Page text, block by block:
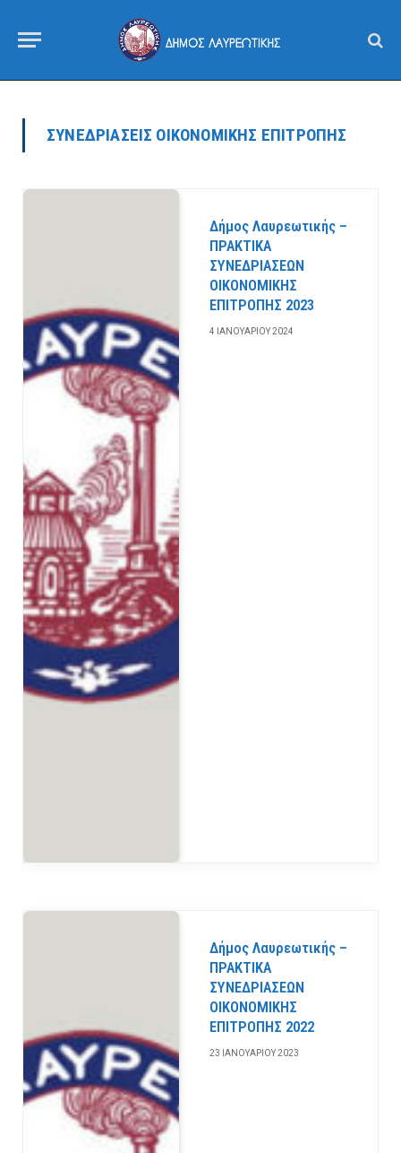
ΣΥΝΕΔΡΙΆΣΕΙΣ ΟΙΚΟΝΟΜΙΚΉΣ ΕΠΙΤΡΟΠΉΣ
Δήμος Λαυρεωτικής –
ΠΡΑΚΤΙΚΑ
ΣΥΝΕΔΡΙΑΣΕΩΝ
ΟΙΚΟΝΟΜΙΚΗΣ
ΕΠΙΤΡΟΠΗΣ 2023
4 ΙΑΝΟΥΑΡΊΟΥ 2024
Δήμος Λαυρεωτικής –
ΠΡΑΚΤΙΚΑ
ΣΥΝΕΔΡΙΑΣΕΩΝ
ΟΙΚΟΝΟΜΙΚΗΣ
ΕΠΙΤΡΟΠΗΣ 2022
23 ΙΑΝΟΥΑΡΊΟΥ 2023